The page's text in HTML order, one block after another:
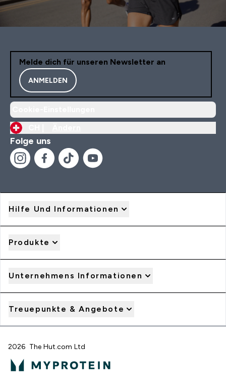
Melde dich für unseren Newsletter an
ANMELDEN
Folge uns
Hilfe Und Informationen
Produkte
Unternehmens Informationen
Treuepunkte & Angebote
2026 The Hut.com Ltd